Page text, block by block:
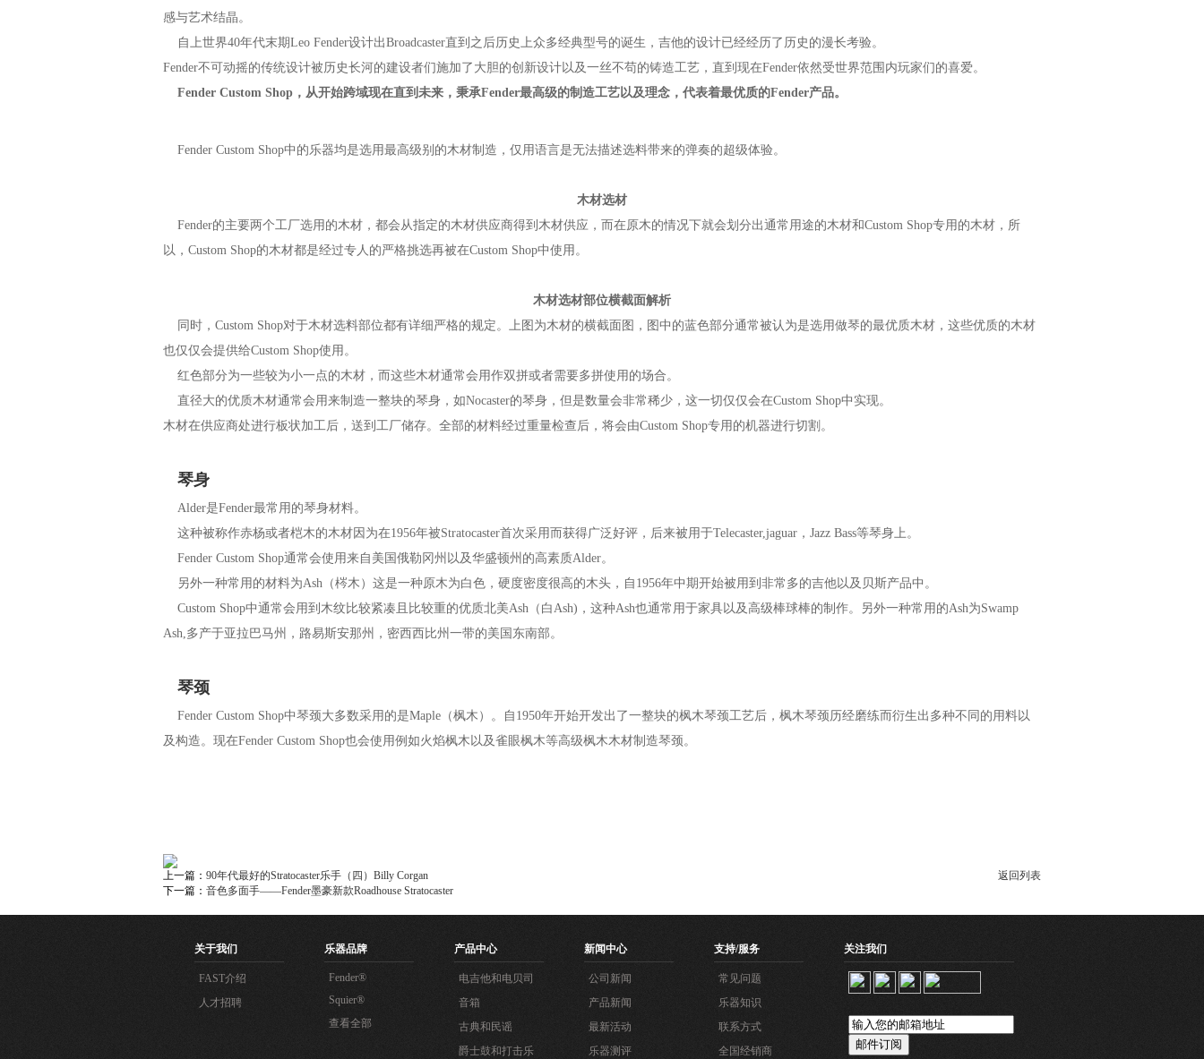
感与艺术结晶。
自上世界40年代末期Leo Fender设计出Broadcaster直到之后历史上众多经典型号的诞生，吉他的设计已经经历了历史的漫长考验。
Fender不可动摇的传统设计被历史长河的建设者们施加了大胆的创新设计以及一丝不苟的铸造工艺，直到现在Fender依然受世界范围内玩家们的喜爱。
Fender Custom Shop，从开始跨域现在直到未来，秉承Fender最高级的制造工艺以及理念，代表着最优质的Fender产品。
Fender Custom Shop中的乐器均是选用最高级别的木材制造，仅用语言是无法描述选料带来的弹奏的超级体验。
木材选材
Fender的主要两个工厂选用的木材，都会从指定的木材供应商得到木材供应，而在原木的情况下就会划分出通常用途的木材和Custom Shop专用的木材，所
以，Custom Shop的木材都是经过专人的严格挑选再被在Custom Shop中使用。
木材选材部位横截面解析
同时，Custom Shop对于木材选料部位都有详细严格的规定。上图为木材的横截面图，图中的蓝色部分通常被认为是选用做琴的最优质木材，这些优质的木材
也仅仅会提供给Custom Shop使用。
红色部分为一些较为小一点的木材，而这些木材通常会用作双拼或者需要多拼使用的场合。
直径大的优质木材通常会用来制造一整块的琴身，如Nocaster的琴身，但是数量会非常稀少，这一切仅仅会在Custom Shop中实现。
木材在供应商处进行板状加工后，送到工厂储存。全部的材料经过重量检查后，将会由Custom Shop专用的机器进行切割。
琴身
Alder是Fender最常用的琴身材料。
这种被称作赤杨或者桤木的木材因为在1956年被Stratocaster首次采用而获得广泛好评，后来被用于Telecaster,jaguar，Jazz Bass等琴身上。
Fender Custom Shop通常会使用来自美国俄勒冈州以及华盛顿州的高素质Alder。
另外一种常用的材料为Ash（梣木）这是一种原木为白色，硬度密度很高的木头，自1956年中期开始被用到非常多的吉他以及贝斯产品中。
Custom Shop中通常会用到木纹比较紧凑且比较重的优质北美Ash（白Ash)，这种Ash也通常用于家具以及高级棒球棒的制作。另外一种常用的Ash为Swamp
Ash,多产于亚拉巴马州，路易斯安那州，密西西比州一带的美国东南部。
琴颈
Fender Custom Shop中琴颈大多数采用的是Maple（枫木）。自1950年开始开发出了一整块的枫木琴颈工艺后，枫木琴颈历经磨练而衍生出多种不同的用料以
及构造。现在Fender Custom Shop也会使用例如火焰枫木以及雀眼枫木等高级枫木木材制造琴颈。
返回列表
上一篇： 90年代最好的Stratocaster乐手（四）Billy Corgan
下一篇： 音色多面手——Fender墨豪新款Roadhouse Stratocaster
关于我们
FAST介绍
人才招聘
乐器品牌
Fender®
Squier®
查看全部
产品中心
电吉他和电贝司
音箱
古典和民谣
爵士鼓和打击乐
新闻中心
公司新闻
产品新闻
最新活动
乐器测评
支持/服务
常见问题
乐器知识
联系方式
全国经销商
关注我们